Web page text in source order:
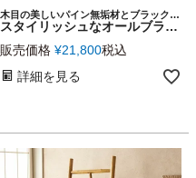
木目の美しいパイン無垢材とブラックアイアンという、異素材を組み合わせた家具シリーズ「TABAS BLACK EDITION」の5段ハイシェルフラック ワイドタイプ
スタイリッシュなオールブラックカラー天然木とアイアンのシンプルな5段ハイシェルフラック【ワイドタイプ】 [63000-cbk]
販売価格 ¥21,800税込
詳細を見る